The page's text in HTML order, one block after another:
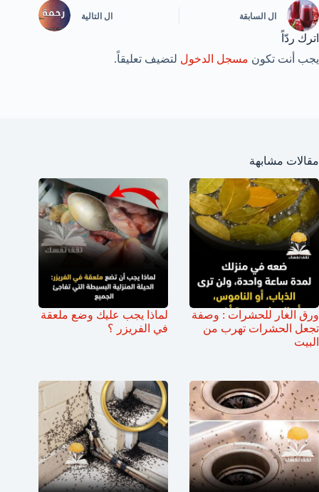
ال السابقة ال التالية
اترك ردّاً
يجب أنت تكون مسجل الدخول لتضيف تعليقاً.
مقالات مشابهة
ورق الغار للحشرات : وصفة
تجعل الحشرات تهرب من
البيت
لماذا يجب عليك وضع ملعقة
في الفريزر ؟